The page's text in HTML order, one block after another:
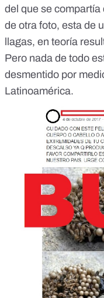
del que se
de otra foto, esta de
llagas, en teoría
Pero nada de todo
desmentido por
Latinoamérica.